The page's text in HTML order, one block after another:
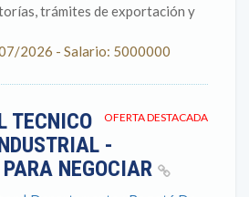
trámites de exportación y
2026 - Salario: 5000000
OFERTA DESTACADA
TECNICO
-
NEGOCIAR